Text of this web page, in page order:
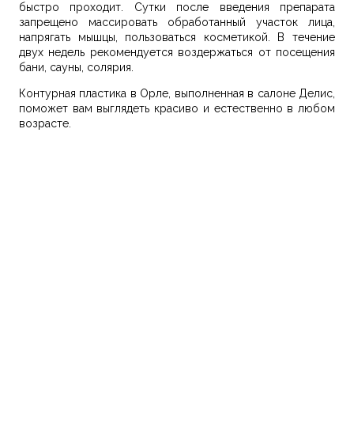
быстро проходит. Сутки после введения препарата
запрещено массировать обработанный участок лица,
напрягать мышцы, пользоваться косметикой. В течение
двух недель рекомендуется воздержаться от посещения
бани, сауны, солярия.
Контурная пластика в Орле, выполненная в салоне Делис,
поможет вам выглядеть красиво и естественно в любом
возрасте.